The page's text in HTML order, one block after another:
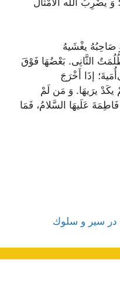
صَاحِبُهُ یغْشَیهُ
الثَّانِى. بَعْضُهَا فَوْقَ
إذَا أَخْرَجَ
يكَدْ يرَيهَا. وَ مَن لَمْ
عَلَیهَا السَّلامُ، فَمَا
سیر و سلوك